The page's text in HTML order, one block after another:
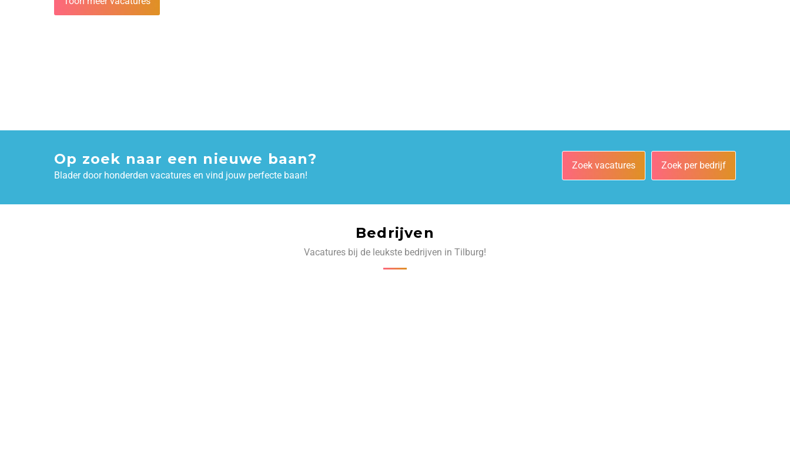
Op zoek naar een nieuwe baan?
Blader door honderden vacatures en vind jouw perfecte baan!
Zoek vacatures Zoek per bedrijf
Bedrijven
Vacatures bij de leukste bedrijven in Tilburg!